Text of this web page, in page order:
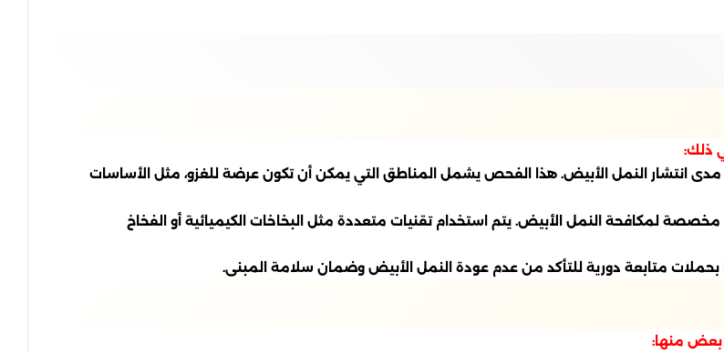
ذلك:
مدى انتشار النمل الأبيض. هذا الفحص يشمل المناطق التي يمكن أن تكون عرضة للغزو، مثل الأساسات
مخصصة لمكافحة النمل الأبيض. يتم استخدام تقنيات متعددة مثل البخاخات الكيميائية أو الفخاخ
بحملات متابعة دورية للتأكد من عدم عودة النمل الأبيض وضمان سلامة المبنى.
بعض منها: